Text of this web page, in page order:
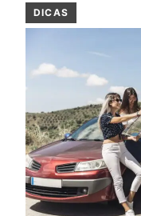
DICAS